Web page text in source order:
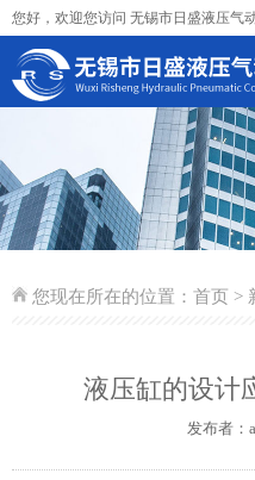
您好，欢迎您访问 无锡市日盛液压气
您现在所在的位置： 首页 >
液压缸的设计
发布者：